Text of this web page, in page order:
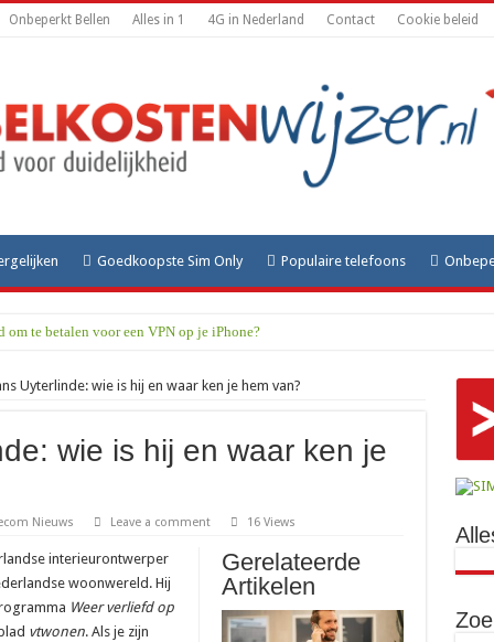
Onbeperkt Bellen Alles in 1 4G in Nederland Contact Cookie beleid
Goedkoopste Sim Only Populaire telefoons
om te betalen voor een VPN op je iPhone?
Uyterlinde: wie is hij en waar ken je hem van?
wie is hij en waar ken je
Nieuws Leave a comment 16 Views
Gerelateerde
Artikelen
interieurontwerper
woonwereld. Hij
Weer verliefd op
vtwonen. Als je zijn